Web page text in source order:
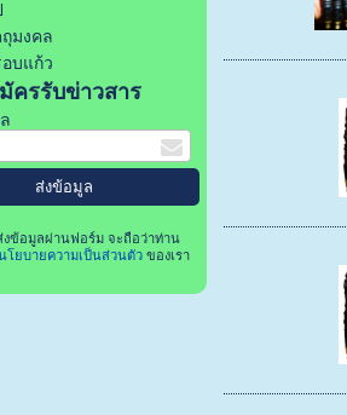
มงคล
บแก้ว
ครรับข่าวสาร
งข้อมูลผ่านฟอร์ม จะถือว่าท่าน
โยบายความเป็นส่วนตัวของเรา